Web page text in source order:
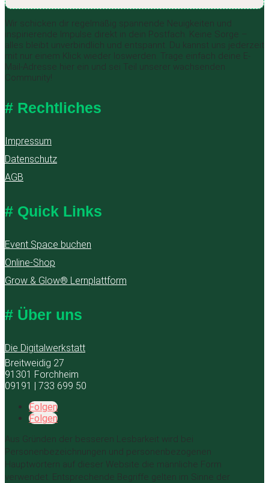
Wir schicken dir regelmäßig spannende Neuigkeiten und
inspirierende Impulse direkt in dein Postfach. Keine Sorge –
alles bleibt unverbindlich und entspannt. Du kannst uns jederzeit
mit nur einem Klick wieder loswerden. Trage einfach deine E-
Mail-Adresse hier ein und sei Teil unserer wachsenden
Community!
# Rechtliches
Impressum
Datenschutz
AGB
# Quick Links
Event Space buchen
Online-Shop
Grow & Glow® Lernplattform
# Über uns
Die Digitalwerkstatt
Breitweidig 27
91301 Forchheim
09191 | 733 699 50
Folgen
Folgen
Aus Gründen der besseren Lesbarkeit wird bei
Personenbezeichnungen und personenbezogenen
Hauptwörtern auf dieser Website die männliche Form
verwendet. Entsprechende Begriffe gelten im Sinne der